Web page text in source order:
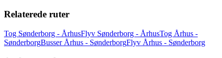
Relaterede ruter
Tog Sønderborg - ÅrhusFlyv Sønderborg - ÅrhusTog Århus -
SønderborgBusser Århus - SønderborgFlyv Århus - Sønderborg